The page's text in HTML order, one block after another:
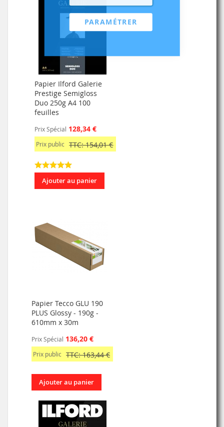
PARAMÉTRER
Papier Ilford Galerie
Prestige Semigloss
Duo 250g A4 100
feuilles
Prix Spécial 128,34 €
Prix public TTC: 154,01 €
Ajouter au panier
Papier Tecco GLU 190
PLUS Glossy - 190g -
610mm x 30m
Prix Spécial 136,20 €
Prix public TTC: 163,44 €
Ajouter au panier